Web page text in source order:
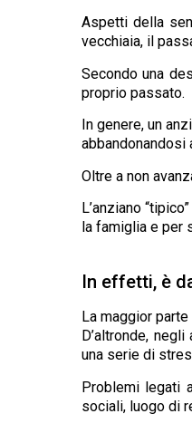
Aspetti della
vecchiaia, il
Secondo una
proprio passato.
In genere, un
abbandonandosi
Oltre a non
L’anziano
la famiglia e per
In effetti, è
La maggior
D’altronde,
una serie di
Problemi legati
sociali, luogo di